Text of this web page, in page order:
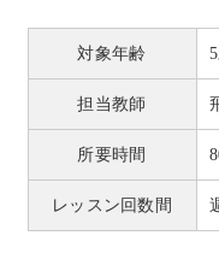
対象年齢
担当教師
所要時間
レッスン回数間